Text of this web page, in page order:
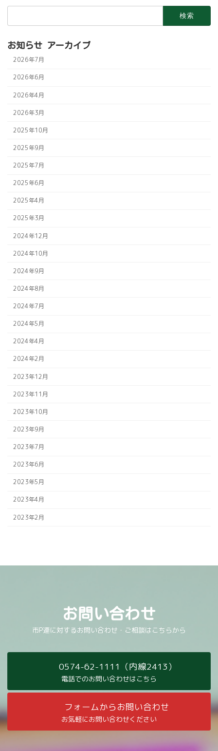
お知らせ アーカイブ
2026年7月
2026年6月
2026年4月
2026年3月
2025年10月
2025年9月
2025年7月
2025年6月
2025年4月
2025年3月
2024年12月
2024年10月
2024年9月
2024年8月
2024年7月
2024年5月
2024年4月
2024年2月
2023年12月
2023年11月
2023年10月
2023年9月
2023年7月
2023年6月
2023年5月
2023年4月
2023年2月
お問い合わせ
市P連に対するお問い合わせ・ご相談はこちらから
0574-62-1111（内線2413）
電話でのお問い合わせはこちら
フォームからお問い合わせ
お気軽にお問い合わせください